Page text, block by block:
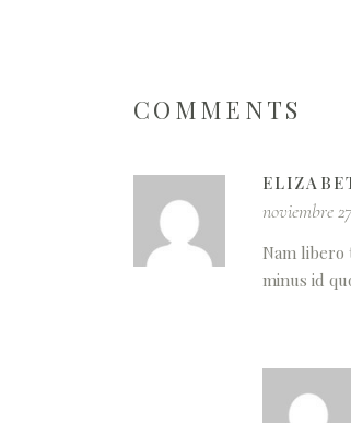
COMMENTS
noviembre
Nam libero
minus id